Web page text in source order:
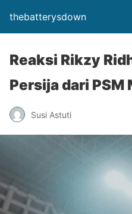
thebatterysdown
Reaksi Rikzy
Persija dari PSM
Susi Astuti